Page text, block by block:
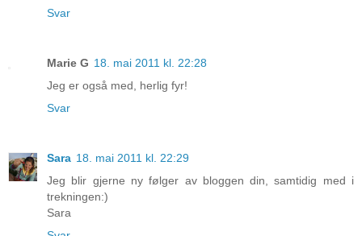
Svar
Marie G 18. mai 2011 kl. 22:28
Jeg er også med, herlig fyr!
Svar
Sara 18. mai 2011 kl. 22:29
Jeg blir gjerne ny følger av bloggen din, samtidig med i
trekningen:)
Sara